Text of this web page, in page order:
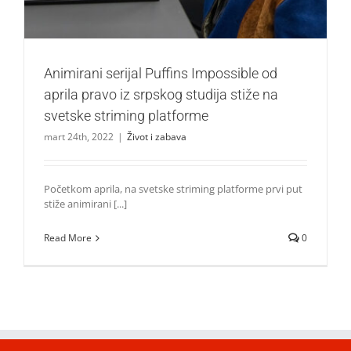
Animirani serijal Puffins Impossible od
aprila pravo iz srpskog studija stiže na
svetske striming platforme
mart 24th, 2022 | Život i zabava
Početkom aprila, na svetske striming platforme prvi put
stiže animirani [...]
Read More 0